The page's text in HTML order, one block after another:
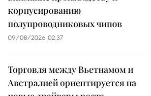
корпусированию
полупроводниковых чипов
09/08/2026 02:37
Торговля между Вьетнамом и
Австралией ориентируется на